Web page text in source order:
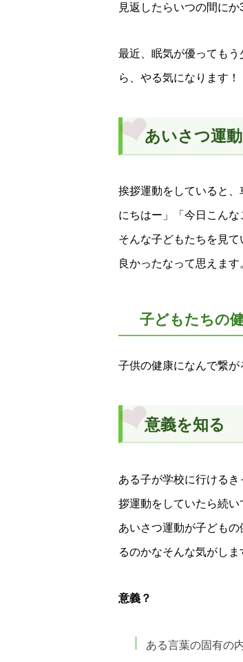
見返したらいつの間に
最近、眠気が優っても
ら、やる気になります！
あいさつ運
挨拶運動をしていると
にちはー」「今日こんな
そんな子どもたちを見
良かったなって思えます
子どもたちの
子供の健康になんで繋が
意義を知る
ある子が学校に行ける
拶運動をしていたら続い
あいさつ運動が子ども
るのかなそんな気がしま
意義？
ある言葉の固有の